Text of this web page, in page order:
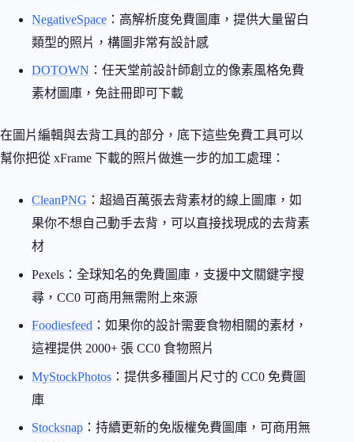
NegativeSpace ：高解析度免費圖庫，提供大量留白
類型的照片，構圖非常有設計感
DOTOWN ：任天堂前設計師創立的像素風格免費
素材圖庫，免註冊即可下載
在圖片編輯與去背工具的部分，底下這些免費工具可以
幫你把從 xFrame 下載的照片做進一步的加工處理：
CleanPNG ：超過百萬張去背素材的線上圖庫，如
果你不想自己動手去背，可以直接找現成的去背素
材
Pexels：全球知名的免費圖庫，支援中文關鍵字搜
尋，CC0 可商用無需附上來源
Foodiesfeed ：如果你的設計需要食物相關的素材，
這裡提供 2000+ 張 CC0 食物照片
MyStockPhotos ：提供多種圖片尺寸的 CC0 免費圖
庫
Stocksnap ：持續更新的免版權免費圖庫，可商用無